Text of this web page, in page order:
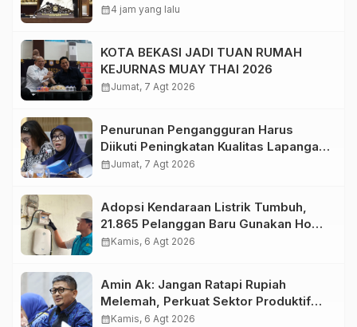
Kehilangan Empati
calendar_month4 jam yang lalu
KOTA BEKASI JADI TUAN RUMAH
KEJURNAS MUAY THAI 2026
calendar_monthJumat, 7 Agt 2026
Penurunan Pengangguran Harus
Diikuti Peningkatan Kualitas Lapangan
Kerja
calendar_monthJumat, 7 Agt 2026
Adopsi Kendaraan Listrik Tumbuh,
21.865 Pelanggan Baru Gunakan Home
Charging Services PLN pada
calendar_monthKamis, 6 Agt 2026
Amin Ak: Jangan Ratapi Rupiah
Melemah, Perkuat Sektor Produktif
Negara
calendar_monthKamis, 6 Agt 2026